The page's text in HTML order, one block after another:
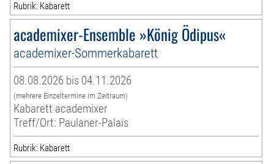
Rubrik: Kabarett
academixer-Ensemble »König Ödipus«
academixer-Sommerkabarett
08.08.2026 bis 04.11.2026
(mehrere Einzeltermine im Zeitraum)
Kabarett academixer
Treff/Ort: Paulaner-Palais
Rubrik: Kabarett